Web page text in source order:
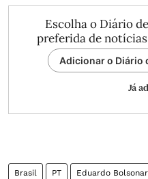
Escolha o Diário
preferida de
Adicionar o Diário
Já
Brasil PT Eduardo